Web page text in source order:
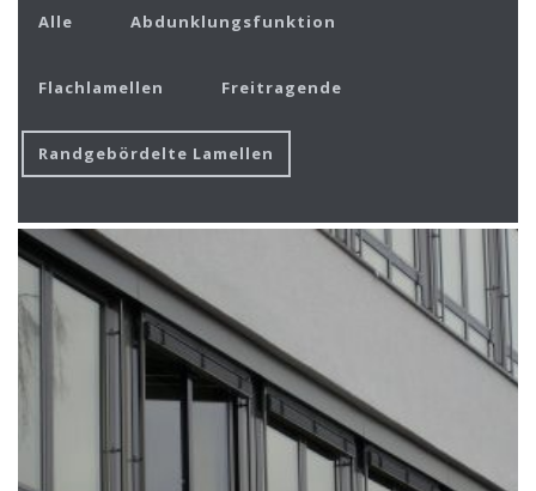
Alle Abdunklungsfunktion
Flachlamellen Freitragende
Randgebördelte Lamellen